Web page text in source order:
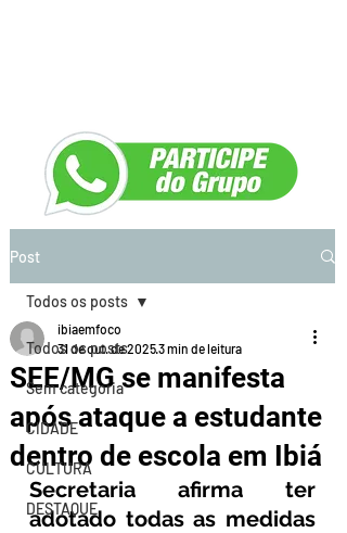
Post
Todos os posts
Sem categoria
CIDADE
CULTURA
DESTAQUE
Todos os posts
SEE/MG se manifesta
após ataque a estudante
dentro de escola em Ibiá
ibiaemfoco
31 de out. de 20253 min de leitura
Secretaria afirma ter
adotado todas as medidas